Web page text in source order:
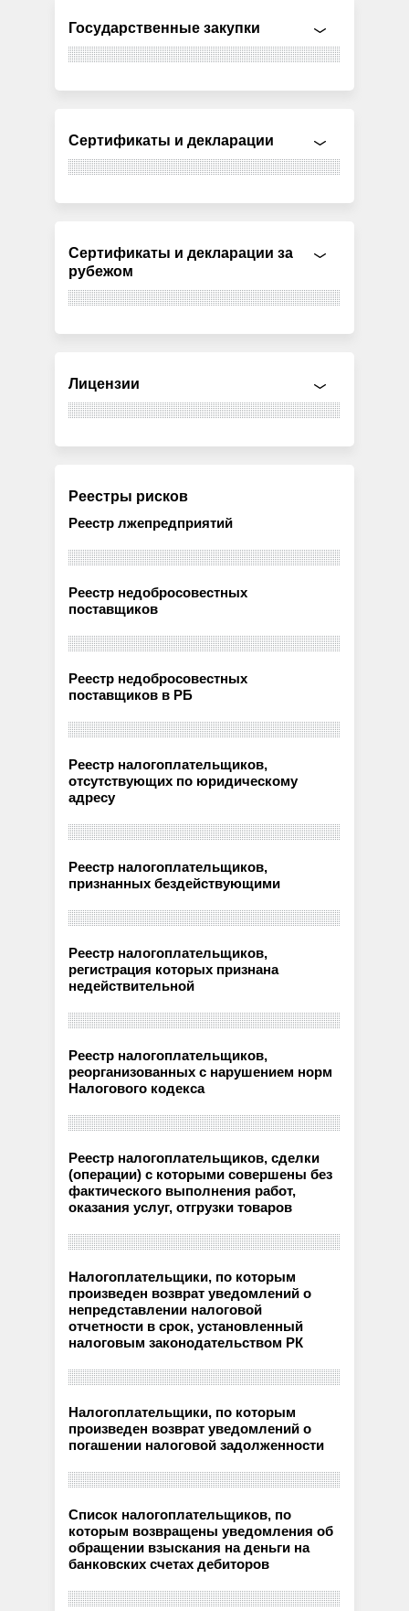
Государственные закупки
Сертификаты и декларации
Сертификаты и декларации за
рубежом
Лицензии
Реестры рисков
Реестр лжепредприятий
Реестр недобросовестных
поставщиков
Реестр недобросовестных
поставщиков в РБ
Реестр налогоплательщиков,
отсутствующих по юридическому
адресу
Реестр налогоплательщиков,
признанных бездействующими
Реестр налогоплательщиков,
регистрация которых признана
недействительной
Реестр налогоплательщиков,
реорганизованных с нарушением норм
Налогового кодекса
Реестр налогоплательщиков, сделки
(операции) с которыми совершены без
фактического выполнения работ,
оказания услуг, отгрузки товаров
Налогоплательщики, по которым
произведен возврат уведомлений о
непредставлении налоговой
отчетности в срок, установленный
налоговым законодательством РК
Налогоплательщики, по которым
произведен возврат уведомлений о
погашении налоговой задолженности
Список налогоплательщиков, по
которым возвращены уведомления об
обращении взыскания на деньги на
банковских счетах дебиторов